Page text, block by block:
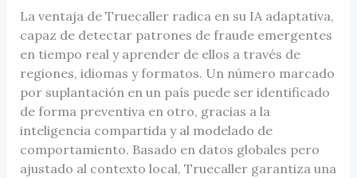
La ventaja de Truecaller radica en su IA adaptativa,
capaz de detectar patrones de fraude emergentes
en tiempo real y aprender de ellos a través de
regiones, idiomas y formatos. Un número marcado
por suplantación en un país puede ser identificado
de forma preventiva en otro, gracias a la
inteligencia compartida y al modelado de
comportamiento. Basado en datos globales pero
ajustado al contexto local, Truecaller garantiza una